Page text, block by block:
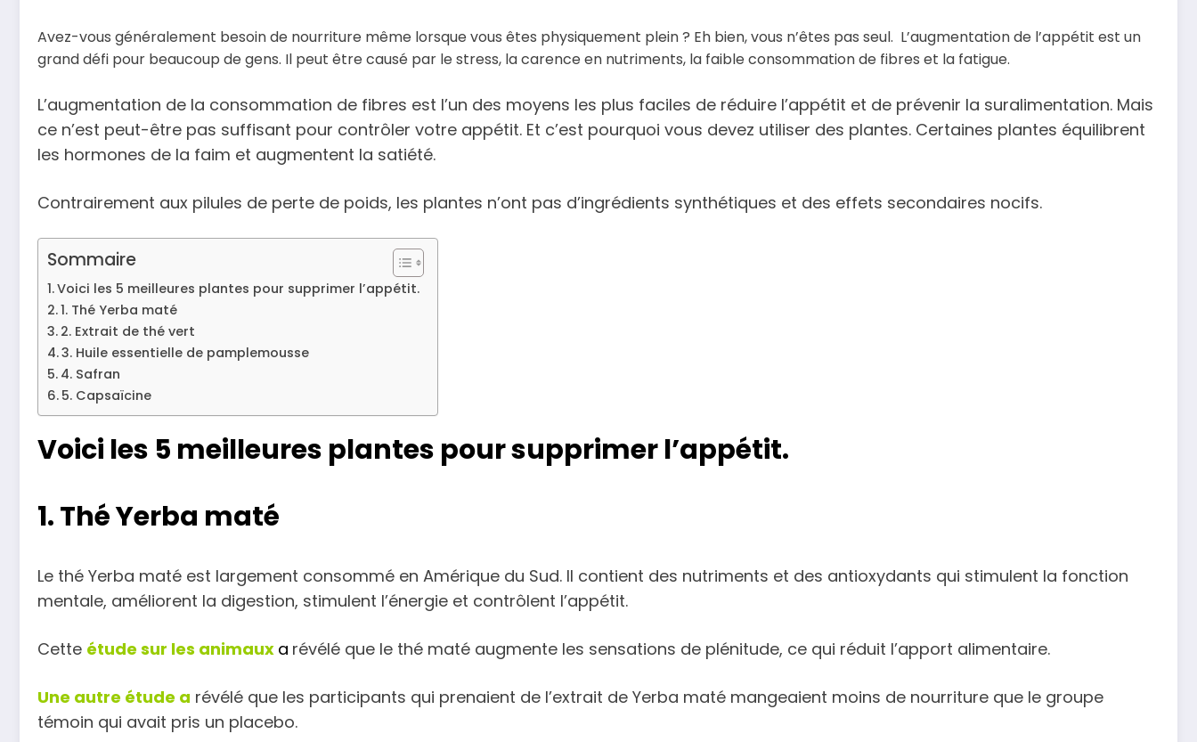
Avez-vous généralement besoin de nourriture même lorsque vous êtes physiquement plein ? Eh bien, vous n’êtes pas seul. L’augmentation de l’appétit est un
grand défi pour beaucoup de gens. Il peut être causé par le stress, la carence en nutriments, la faible consommation de fibres et la fatigue.
L’augmentation de la consommation de fibres est l’un des moyens les plus faciles de réduire l’appétit et de prévenir la suralimentation. Mais
ce n’est peut-être pas suffisant pour contrôler votre appétit. Et c’est pourquoi vous devez utiliser des plantes. Certaines plantes équilibrent
les hormones de la faim et augmentent la satiété.
Contrairement aux pilules de perte de poids, les plantes n’ont pas d’ingrédients synthétiques et des effets secondaires nocifs.
Sommaire
Voici les 5 meilleures plantes pour supprimer l’appétit.
1. Thé Yerba maté
2. Extrait de thé vert
3. Huile essentielle de pamplemousse
4. Safran
5. Capsaïcine
Voici les 5 meilleures plantes pour supprimer l’appétit.
1. Thé Yerba maté
Le thé Yerba maté est largement consommé en Amérique du Sud. Il contient des nutriments et des antioxydants qui stimulent la fonction
mentale, améliorent la digestion, stimulent l’énergie et contrôlent l’appétit.
Cette étude sur les animaux a révélé que le thé maté augmente les sensations de plénitude, ce qui réduit l’apport alimentaire.
Une autre étude a révélé que les participants qui prenaient de l’extrait de Yerba maté mangeaient moins de nourriture que le groupe
témoin qui avait pris un placebo.